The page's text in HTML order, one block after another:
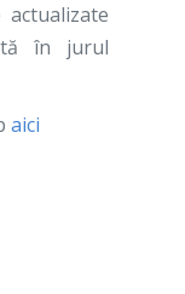
în jurul
aici